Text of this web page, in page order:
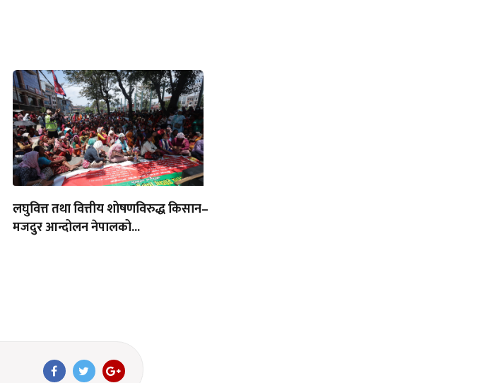
लघुवित्त तथा वित्तीय शोषणविरुद्ध किसान–
मजदुर आन्दोलन नेपालको...